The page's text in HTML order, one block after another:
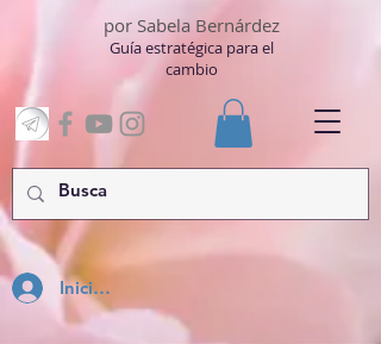
Inicia Sesión
por Sabela Bernárdez
Guía estratégica para el
cambio